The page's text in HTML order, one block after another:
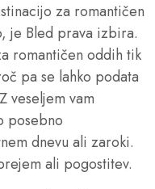
za romantičen
je Bled prava izbira.
romantičen oddih tik
pa se lahko podata
veseljem vam
posebno
dnevu ali zaroki.
ali pogostitev.